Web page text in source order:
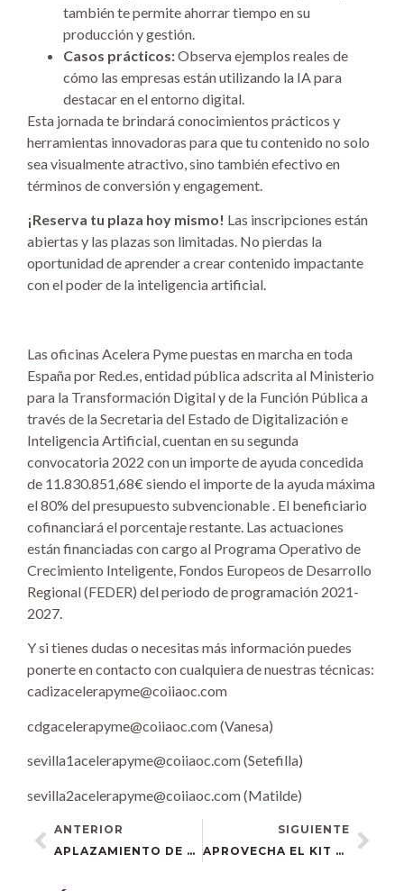
también te permite ahorrar tiempo en su
producción y gestión.
Casos prácticos:Observa ejemplos reales de
cómo las empresas están utilizando la IA para
destacar en el entorno digital.
Esta jornada te brindará conocimientos prácticos y
herramientas innovadoras para que tu contenido no solo
sea visualmente atractivo, sino también efectivo en
términos de conversión y engagement.
¡Reserva tu plaza hoy mismo! Las inscripciones están
abiertas y las plazas son limitadas. No pierdas la
oportunidad de aprender a crear contenido impactante
con el poder de la inteligencia artificial.
Las oficinas Acelera Pyme puestas en marcha en toda
España por Red.es, entidad pública adscrita al Ministerio
para la Transformación Digital y de la Función Pública a
través de la Secretaria del Estado de Digitalización e
Inteligencia Artificial, cuentan en su segunda
convocatoria 2022 con un importe de ayuda concedida
de 11.830.851,68€ siendo el importe de la ayuda máxima
el 80% del presupuesto subvencionable . El beneficiario
cofinanciará el porcentaje restante. Las actuaciones
están financiadas con cargo al Programa Operativo de
Crecimiento Inteligente, Fondos Europeos de Desarrollo
Regional (FEDER) del periodo de programación 2021-
2027.
Y si tienes dudas o necesitas más información puedes
ponerte en contacto con cualquiera de nuestras técnicas:
cadizacelerapyme@coiiaoc.com
cdgacelerapyme@coiiaoc.com (Vanesa)
sevilla1acelerapyme@coiiaoc.com (Setefilla)
sevilla2acelerapyme@coiiaoc.com (Matilde)
ANTERIOR
APLAZAMIENTO DE LA JORNADA SOBRE FACTURA ELECTRÓNICA EN VALENCINA DE LA CONCEPCIÓN
SIGUIENTE
APROVECHA EL KIT DIGITAL Y ACELERA EL CRECIMIENTO DE TU NEGOCIO CON LA PRÓXIMA JORNADA DE ACELERA PYME COIIAOC